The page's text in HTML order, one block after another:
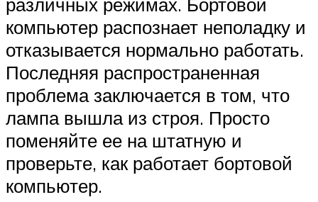
компьютер распознает неполадку и
отказывается нормально работать.
Последняя распространенная
проблема заключается в том, что
лампа вышла из строя. Просто
поменяйте ее на штатную и
проверьте, как работает бортовой
компьютер.